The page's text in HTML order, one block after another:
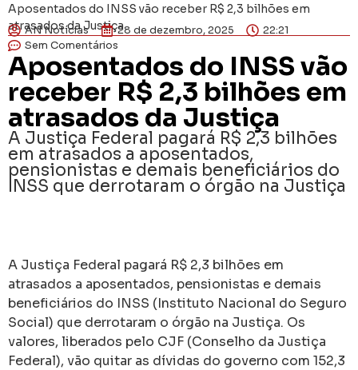
Aposentados do INSS vão receber R$ 2,3 bilhões em
atrasados da Justiça
AN Notícias 28 de dezembro, 2025
22:21
Sem Comentários
Aposentados do INSS vão
receber R$ 2,3 bilhões em
atrasados da Justiça
A Justiça Federal pagará R$ 2,3 bilhões
em atrasados a aposentados,
pensionistas e demais beneficiários do
INSS que derrotaram o órgão na Justiça
A Justiça Federal pagará R$ 2,3 bilhões em
atrasados a aposentados, pensionistas e demais
beneficiários do INSS (Instituto Nacional do Seguro
Social) que derrotaram o órgão na Justiça. Os
valores, liberados pelo CJF (Conselho da Justiça
Federal), vão quitar as dívidas do governo com 152,3